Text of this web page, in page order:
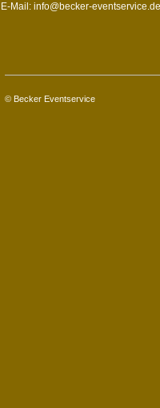
E-Mail: info@becker-eventservice.de
© Becker Eventservice